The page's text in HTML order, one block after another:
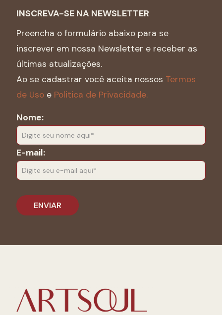
INSCREVA-SE NA NEWSLETTER
Preencha o formulário abaixo para se
inscrever em nossa Newsletter e receber as
últimas atualizações.
Ao se cadastrar você aceita nossos Termos
de Uso e Politica de Privacidade.
Nome:
E-mail: